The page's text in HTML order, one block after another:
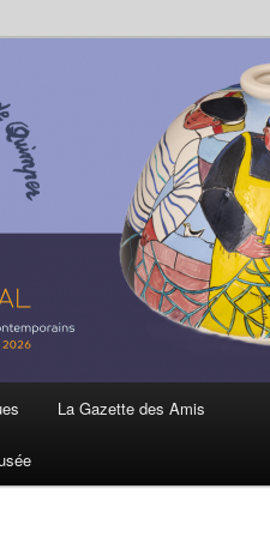
de Quimper
La Gazette des Amis